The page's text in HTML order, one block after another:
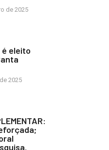
de 2025
eleito
2025